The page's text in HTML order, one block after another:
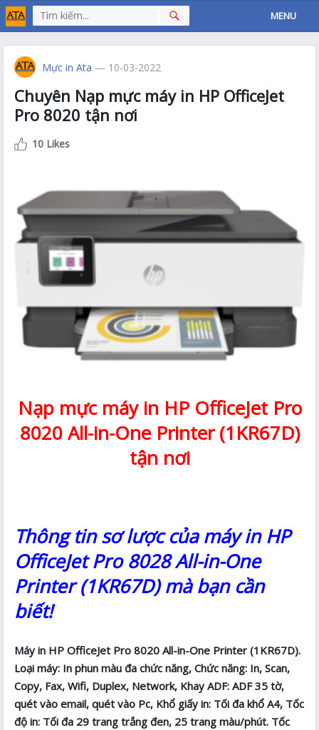
MENU
Mực in Ata — 10-03-2022
Chuyên Nạp mực máy in HP OfficeJet
Pro 8020 tận nơi
10 Likes
Nạp mực máy in HP OfficeJet Pro
8020 All-in-One Printer (1KR67D)
tận nơi
Thông tin sơ lược của máy in HP
OfficeJet Pro 8028 All-in-One
Printer (1KR67D) mà bạn cần
biết!
Máy in HP OfficeJet Pro 8020 All-in-One Printer (1KR67D).
Loại máy: In phun màu đa chức năng, Chức năng: In, Scan,
Copy, Fax, Wifi, Duplex, Network, Khay ADF: ADF 35 tờ,
quét vào email, quét vào Pc, Khổ giấy in: Tối đa khổ A4, Tốc
độ in: Tối đa 29 trang trắng đen, 25 trang màu/phút. Tốc